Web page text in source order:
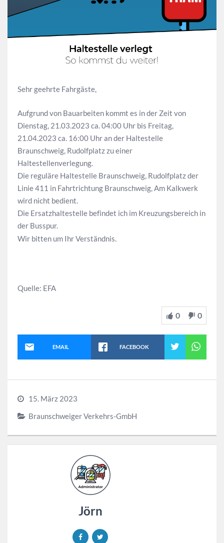
Sehr geehrte Fahrgäste,
Aufgrund von Bauarbeiten kommt es in der Zeit von
Dienstag, 21.03.2023 ca. 04:00 Uhr bis Freitag,
21.04.2023 ca. 16:00 Uhr an der Haltestelle
Braunschweig, Rudolfplatz zu einer
Haltestellenverlegung.
Die reguläre Haltestelle Braunschweig, Rudolfplatz der
Linie 411 in Fahrtrichtung Braunschweig, Am Kalkwerk
wird nicht bedient.
Die Ersatzhaltestelle befindet ich im Kreuzungsbereich in
der Busspur.
Wir bitten um Ihr Verständnis.
Quelle: EFA
0 0
EMAIL FACEBOOK
15. März 2023
Braunschweiger Verkehrs-GmbH
Jörn